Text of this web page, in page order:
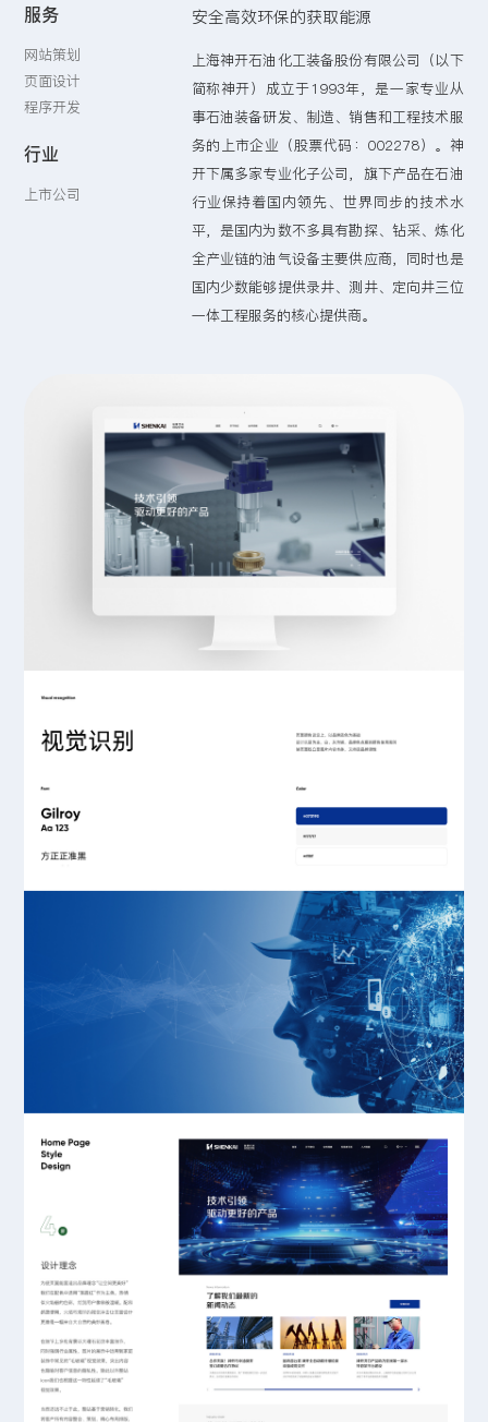
服务
网站策划
页面设计
程序开发
行业
上市公司
安全高效环保的获取能源
上海神开石油化工装备股份有限公司（以下
简称神开）成立于1993年，是一家专业从
事石油装备研发、制造、销售和工程技术服
务的上市企业（股票代码：002278）。神
开下属多家专业化子公司，旗下产品在石油
行业保持着国内领先、世界同步的技术水
平，是国内为数不多具有勘探、钻采、炼化
全产业链的油气设备主要供应商，同时也是
国内少数能够提供录井、测井、定向井三位
一体工程服务的核心提供商。
提交